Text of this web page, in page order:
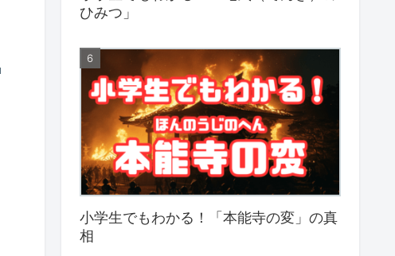
ひみつ」
小学生でもわかる！「本能寺の変」の真
相